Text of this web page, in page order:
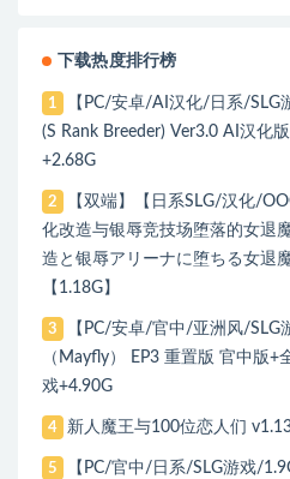
下载热度排行榜
1
【PC/安卓/AI汉化/日系/SLG
(S Rank Breeder) Ver3.0 AI汉化
+2.68G
2
【双端】【日系SLG/汉化/
化改造与银辱竞技场堕落的女退
造と银辱アリーナに堕ちる女退
【1.18G】
3
【PC/安卓/官中/亚洲风/SLG
（Mayfly） EP3 重置版 官中版+
戏+4.90G
4 新人魔王与100位恋人们
5 【PC/官中/日系/SLG游戏/